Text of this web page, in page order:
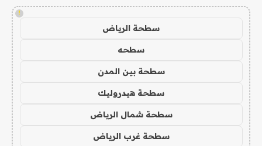
!
سطحة الرياض
سطحه
سطحة بين المدن
سطحة هيدروليك
سطحة شمال الرياض
سطحة غرب الرياض